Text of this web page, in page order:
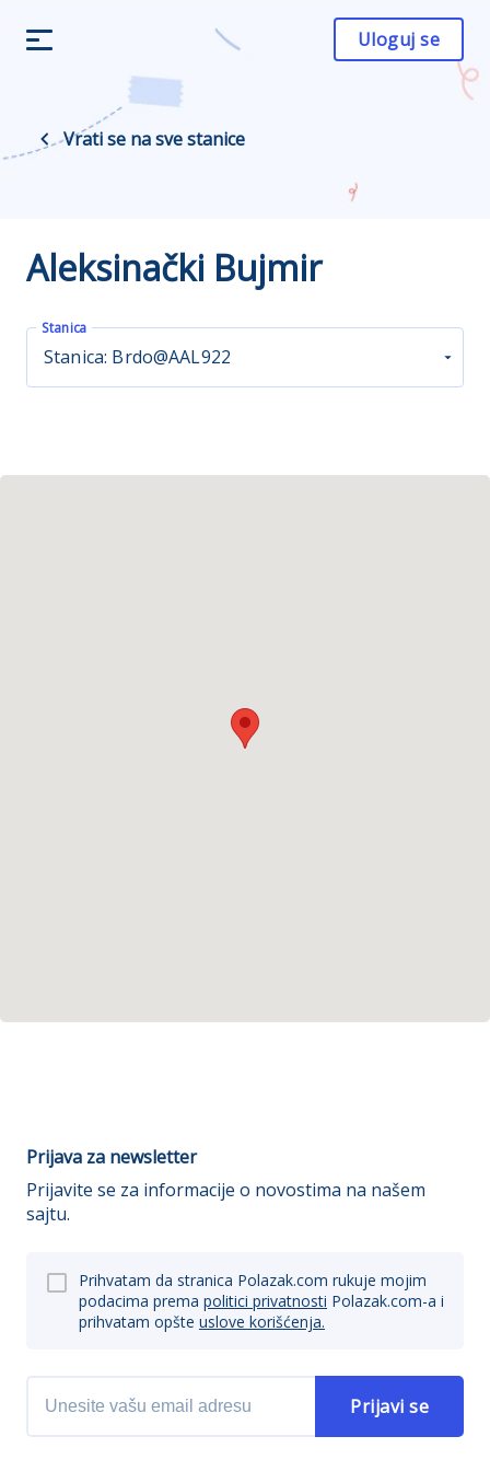
Uloguj se
Vrati se na sve stanice
Aleksinački Bujmir
Stanica
Stanica: Brdo@AAL922
Prijava za newsletter
Prijavite se za informacije o novostima na našem
sajtu.
Prihvatam da stranica Polazak.com rukuje mojim
podacima prema politici privatnosti Polazak.com-a i
prihvatam opšte uslove korišćenja.
Prijavi se